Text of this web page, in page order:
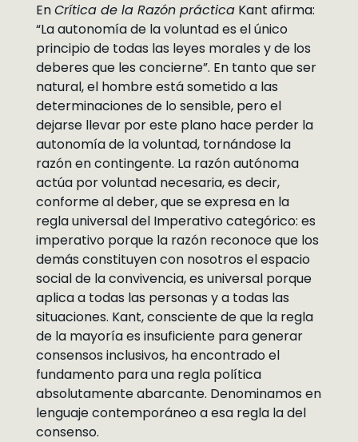
EnCrítica de la Razón prácticaKant afirma:
“La autonomía de la voluntad es el único
principio de todas las leyes morales y de los
deberes que les concierne”. En tanto que ser
natural, el hombre está sometido a las
determinaciones de lo sensible, pero el
dejarse llevar por este plano hace perder la
autonomía de la voluntad, tornándose la
razón en contingente. La razón autónoma
actúa por voluntad necesaria, es decir,
conforme al deber, que se expresa en la
regla universal del Imperativo categórico: es
imperativo porque la razón reconoce que los
demás constituyen con nosotros el espacio
social de la convivencia, es universal porque
aplica a todas las personas y a todas las
situaciones. Kant, consciente de que la regla
de la mayoría es insuficiente para generar
consensos inclusivos, ha encontrado el
fundamento para una regla política
absolutamente abarcante. Denominamos en
lenguaje contemporáneo a esa regla la del
consenso.